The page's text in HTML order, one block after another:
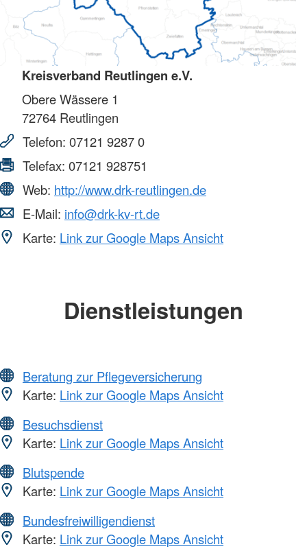
Kreisverband Reutlingen e.V.
Obere Wässere 1
72764 Reutlingen
Telefon: 07121 9287 0
Telefax: 07121 928751
Web: http://www.drk-reutlingen.de
E-Mail: info@drk-kv-rt.de
Karte: Link zur Google Maps Ansicht
Dienstleistungen
Beratung zur Pflegeversicherung
Karte: Link zur Google Maps Ansicht
Besuchsdienst
Karte: Link zur Google Maps Ansicht
Blutspende
Karte: Link zur Google Maps Ansicht
Bundesfreiwilligendienst
Karte: Link zur Google Maps Ansicht